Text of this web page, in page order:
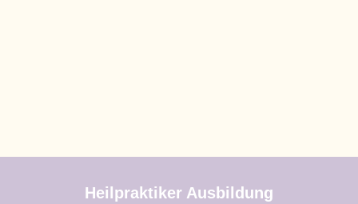
Heilpraktiker Ausbildung